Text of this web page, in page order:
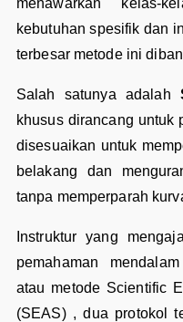
menawarkan kelas-
kebutuhan spesifik dan
terbesar metode ini
Salah satunya adalah
khusus dirancang untuk
disesuaikan untuk
belakang dan
tanpa memperparah
Instruktur yang
pemahaman
atau metode Scientific
(SEAS) , dua protokol